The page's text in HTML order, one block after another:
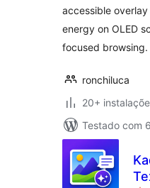
accessible
energy on OLED
focused browsing.
ronchiluca
20+
Testado com